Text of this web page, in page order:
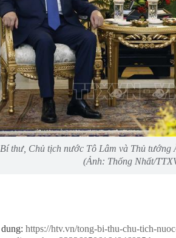
thư, Chủ tịch nước Tô Lâm và Thủ tướng
(Ảnh: Thống Nhất/
https://htv.vn/tong-bi-thu-chu-tich-